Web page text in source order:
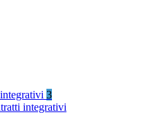
3
integrativi